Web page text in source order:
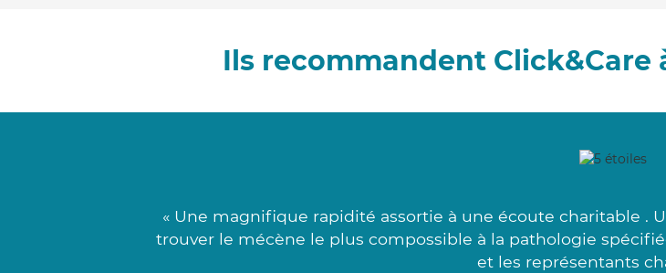
Ils recommandent Click&Care
« Une magnifique rapidité assortie à une écoute charitable .
trouver le mécène le plus compossible à la pathologie
et les représentants